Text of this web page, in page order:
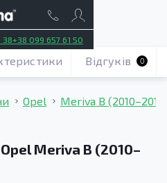
38+38 099 657 61 50
Opel Meriva B (2010–2017)
Meriva B (2010–
Відгуків 0